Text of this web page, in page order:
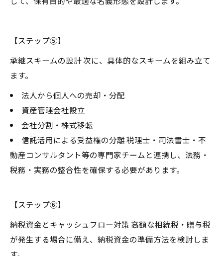
【ステップ⑤】
承継スキームの設計 次に、具体的なスキームを組み立て
ます。
法人から個人への売却・分配
資産管理会社設立
会社分割・株式移転
信託活用による受益権の分離 税理士・司法書士・不
動産コンサルタント等の専門家チームと連携し、法務・
税務・実務の整合性を確保する必要があります。
【ステップ⑥】
納税資金とキャッシュフロー対策 高額な相続税・贈与税
が発生する場合に備え、納税資金の準備方法を検討しま